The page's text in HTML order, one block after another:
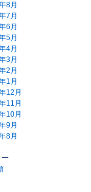
8月
7月
6月
5月
4月
3月
2月
1月
12月
11月
10月
9月
8月
ー